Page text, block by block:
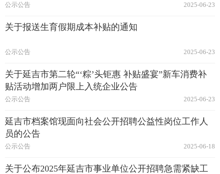
2025-06-23
公示公告
关于报送生育假期成本补贴的通知
2025-06-23
公示公告
关于延吉市第二轮“‘粽’头钜惠 补贴盛宴”新车消费补
贴活动增加两户限上入统企业公告
2025-06-23
公示公告
延吉市档案馆现面向社会公开招聘公益性岗位工作人
员的公告
2025-06-18
公示公告
关于公布2025年延吉市事业单位公开招聘急需紧缺工